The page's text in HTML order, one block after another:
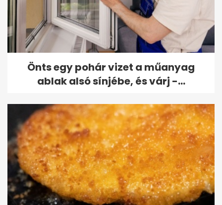
Önts egy pohár vizet a műanyag
ablak alsó sínjébe, és várj -...